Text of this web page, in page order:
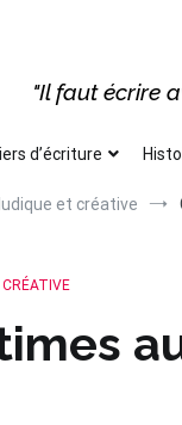
"Il faut écrire
d’écriture
et créative